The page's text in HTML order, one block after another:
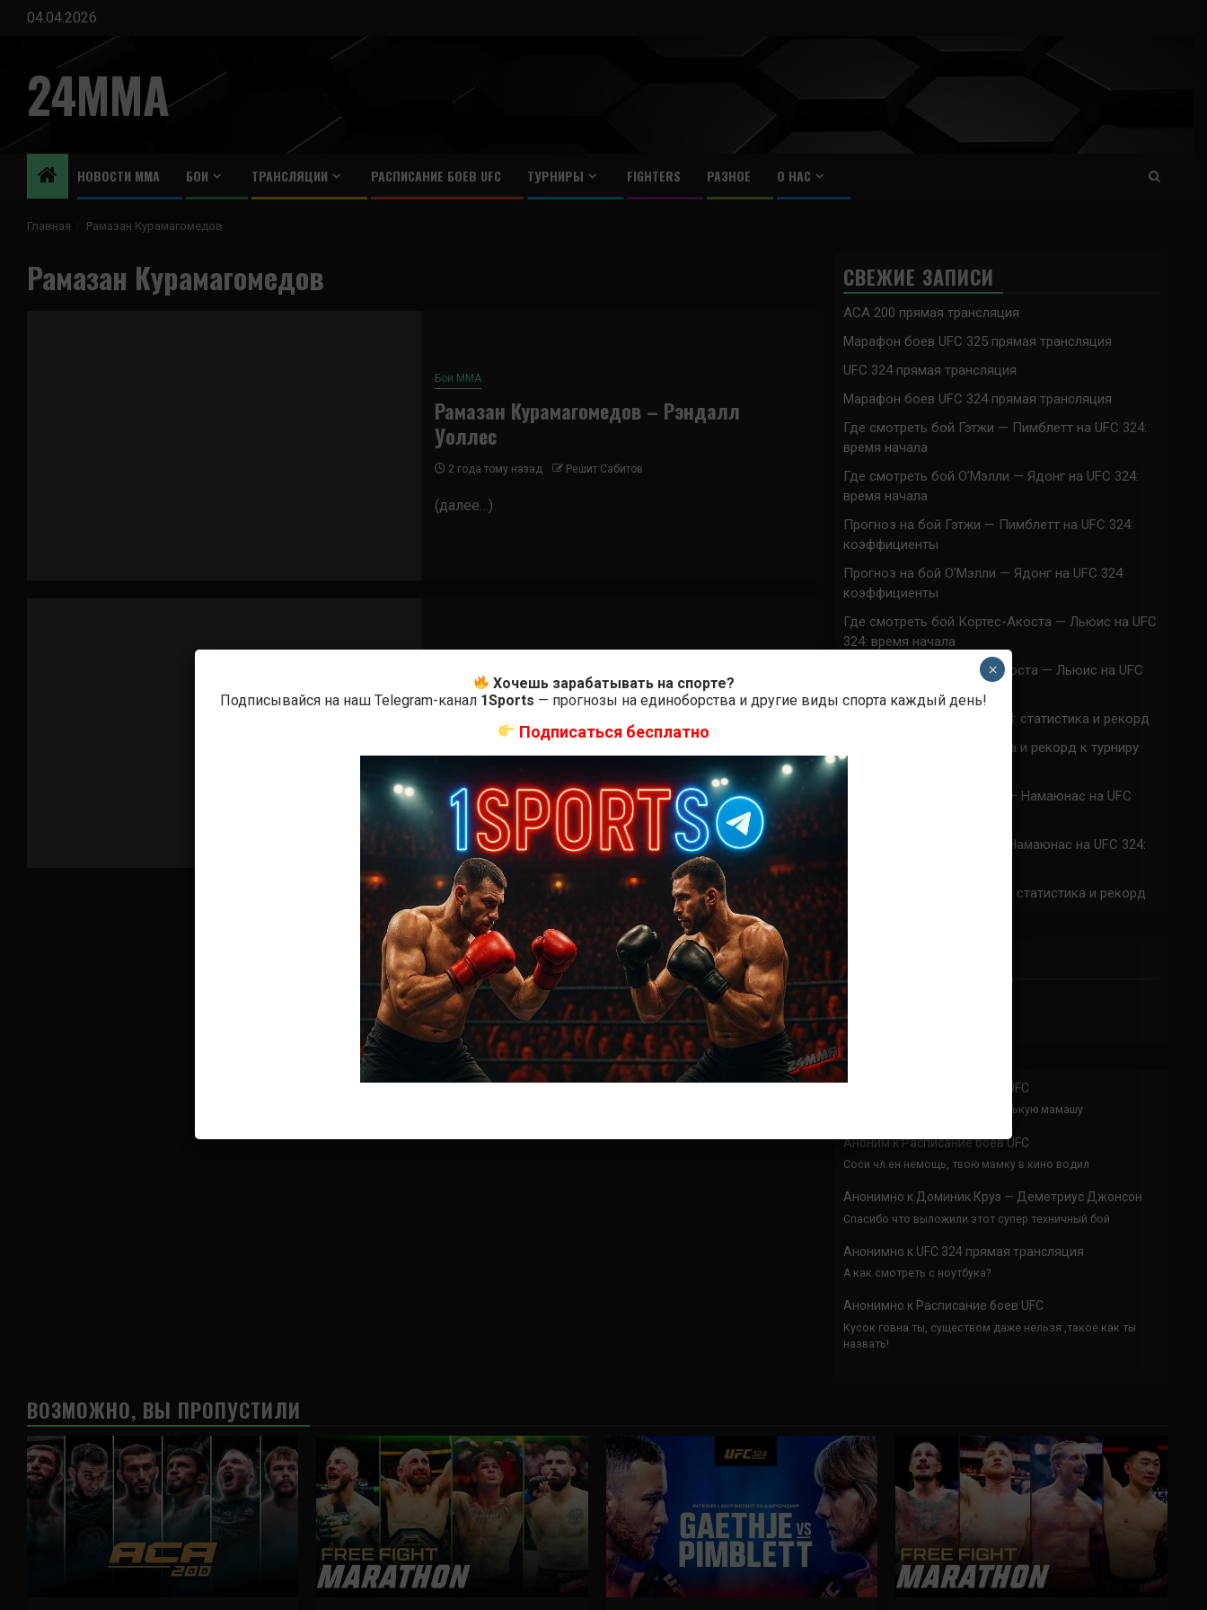
Перейти
содержимому
04.04.2026
24MMA
НОВОСТИ ММА БОИ ТРАНСЛЯЦИИ РАСПИСАНИЕ БОЕВ UFC ТУРНИРЫ FIGHTERS РАЗНОЕ О НАС
Главная Рамазан Курамагомедов
Рамазан Курамагомедов
Бои ММА
Рамазан Курамагомедов – Рэндалл
Уоллес
2 года тому назад Решит Сабитов
(далее…)
Рамазан Курамагомедов — Джалил
3 года тому назад Решит Сабитов
(далее…)
СВЕЖИЕ ЗАПИСИ
ACA 200 прямая трансляция
Марафон боев UFC 325 прямая трансляция
UFC 324 прямая трансляция
Марафон боев UFC 324 прямая трансляция
Где смотреть бой Гэтжи — Пимблетт на UFC 324:
время начала
Где смотреть бой О’Мэлли — Ядонг на UFC 324:
время начала
Прогноз на бой Гэтжи — Пимблетт на UFC 324:
коэффициенты
Прогноз на бой О’Мэлли — Ядонг на UFC 324:
коэффициенты
Где смотреть бой Кортес-Акоста — Льюис на UFC
324: время начала
Прогноз на бой Кортес-Акоста — Льюис на UFC
Наталья Сильва на UFC 324: статистика и рекорд
Роуз Намаюнас: статистика и рекорд к турниру
UFC 324
Где смотреть бой Сильва — Намаюнас на UFC
Прогноз на бой Сильва — Намаюнас на UFC 324:
коэффициенты
Арнольд Аллен на UFC 324: статистика и рекорд
ПРИСОЕДИНЯЙСЯ
Расписание боев UFC
По буквам Я ебал твою толстенькую мамашу
АнонимкРасписание боев UFC
Соси чл.ен немощь, твою мамку в кино водил
Анонимно к Доминик Круз — Деметриус Джонсон
Спасибо что выложили этот супер техничный бой
Анонимно к UFC 324 прямая трансляция
А как смотреть с ноутбука?
Анонимно к Расписание боев UFC
Кусок говна ты, существом даже нельзя ,такое как ты
назвать!
ВОЗМОЖНО, ВЫ ПРОПУСТИЛИ
Хочешь зарабатывать на спорте?
Подписывайся на наш Telegram-канал 1Sports — прогнозы на единоборства и другие виды спорта каждый день!
Подписаться бесплатно
×